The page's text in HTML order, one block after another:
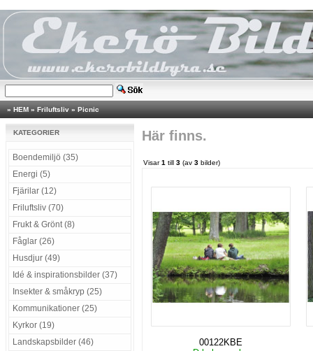
» HEM » Friluftsliv » Picnic
KATEGORIER
Boendemiljö (35)
Energi (5)
Fjärilar (12)
Friluftsliv (70)
Frukt & Grönt (8)
Fåglar (26)
Husdjur (49)
Idé & inspirationsbilder (37)
Insekter & småkryp (25)
Kommunikationer (25)
Kyrkor (19)
Landskapsbilder (46)
Här finns.
Visar1 till 3 (av 3 bilder)
00122KBE